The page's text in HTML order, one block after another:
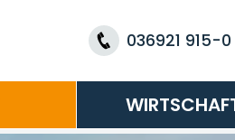
036921 915-0